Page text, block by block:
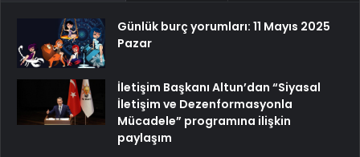
Günlük burç yorumları: 11 Mayıs 2025
Pazar
İletişim Başkanı Altun’dan “Siyasal
İletişim ve Dezenformasyonla
Mücadele” programına ilişkin
paylaşım